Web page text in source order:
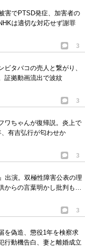
害でPTSD発症、加害者の
は適切な対応せず謝罪
3
タバコの売人と繋がり、
証拠動画流出で波紋
3
ワちゃんが復帰説。炎上で
有吉弘行が匂わせか
3
出演。双極性障害公表の理
からの言葉明かし批判も…
3
を偽造、懲役1年を検察求
行動機告白、妻と離婚成立